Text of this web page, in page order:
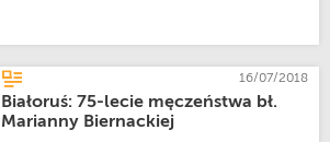
16/07/2018
Białoruś: 75-lecie męczeństwa bł.
Marianny Biernackiej